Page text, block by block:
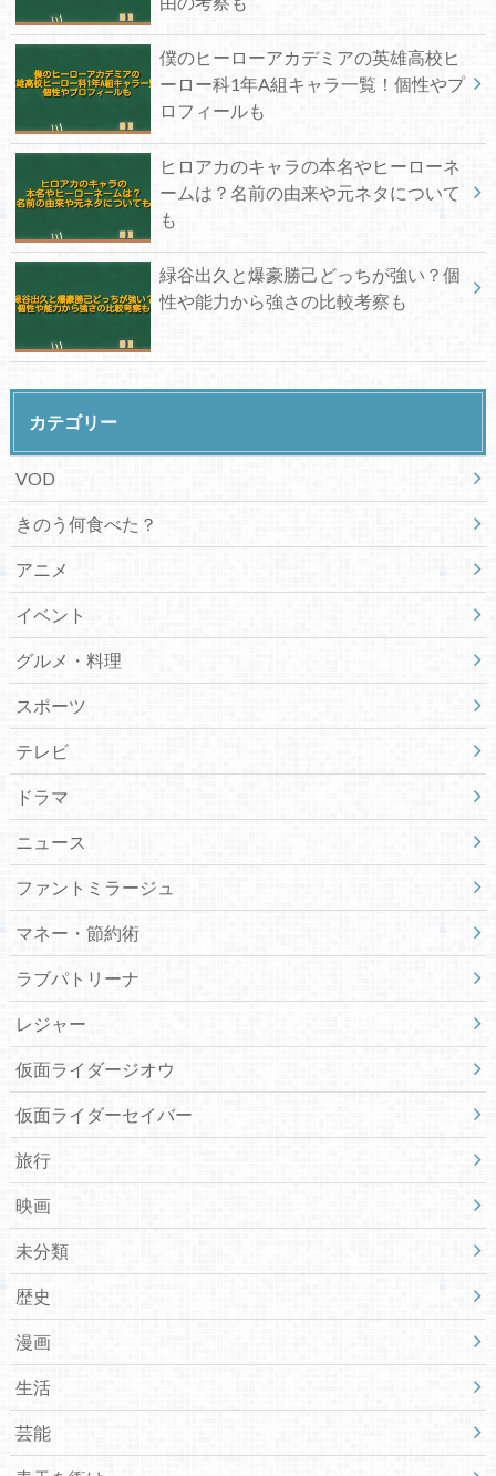
僕のヒーローアカデミアの英雄高校ヒ
ーロー科1年A組キャラ一覧！個性やプ
ロフィールも
ヒロアカのキャラの本名やヒーローネ
ームは？名前の由来や元ネタについて
も
緑谷出久と爆豪勝己どっちが強い？個
性や能力から強さの比較考察も
カテゴリー
VOD
きのう何食べた？
アニメ
イベント
グルメ・料理
スポーツ
テレビ
ドラマ
ニュース
ファントミラージュ
マネー・節約術
ラブパトリーナ
レジャー
仮面ライダージオウ
仮面ライダーセイバー
旅行
映画
未分類
歴史
漫画
生活
芸能